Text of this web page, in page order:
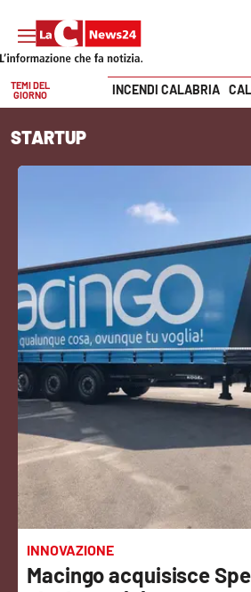
SEZIONI
Attualità
Economia e lavoro
Italia Mondo
Sanità
Sport
Cultura
Podcast
Vai
TEMI DEL
GIORNO
INCENDI CALABRIA
STARTUP
INNOVAZIONE
Macingo acquisisce